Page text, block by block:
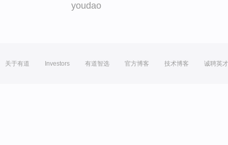
youdao
关于有道 Investors 有道智选 官方博客 技术博客 诚聘英才